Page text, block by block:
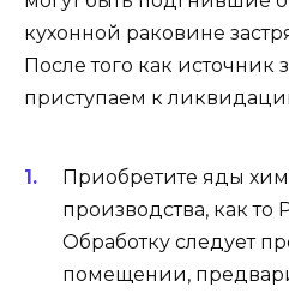
кухонной раковине
После того как источник
приступаем к
Приобретите яды
производства, как
Обработку следует
помещении,